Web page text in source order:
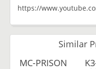
https://
Similar
MC-PRISON